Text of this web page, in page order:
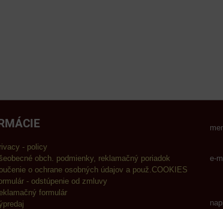
- policy
obch. podmienky, reklamačný poriadok
o ochrane osobných údajov a použ.COOKIES
- odstúpenie od zmluvy
formulár
e-